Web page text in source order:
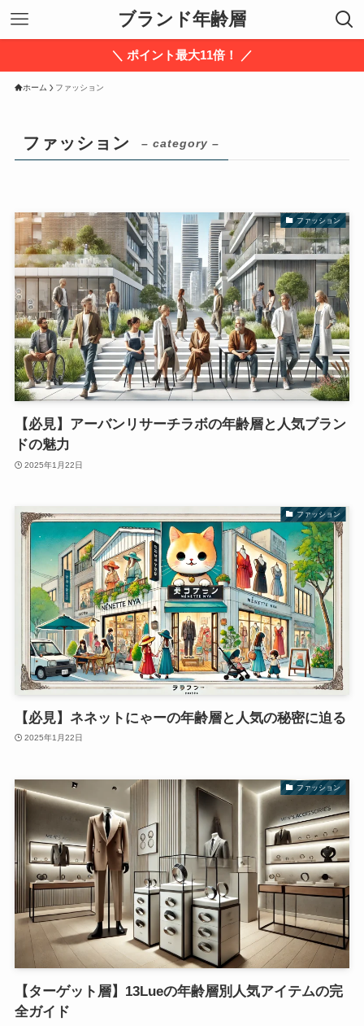
ブランド年齢層
＼ ポイント最大11倍！ ／
ホーム ファッション
ファッション – category –
ファッション
【必見】アーバンリサーチラボの年齢層と人気ブラン
ドの魅力
2025年1月22日
ファッション
【必見】ネネットにゃーの年齢層と人気の秘密に迫る
2025年1月22日
ファッション
【ターゲット層】13Lueの年齢層別人気アイテムの完
全ガイド